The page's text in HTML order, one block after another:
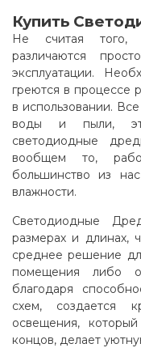
Купить
Не считая того,
различаются
эксплуатации.
греются в процессе
в использовании.
воды и пыли,
светодиодные
вообщем то,
большинство из
влажности.
Светодиодные
размерах и длинах,
среднее решение
помещения либо
благодаря
схем, создается
освещения,
концов, делает